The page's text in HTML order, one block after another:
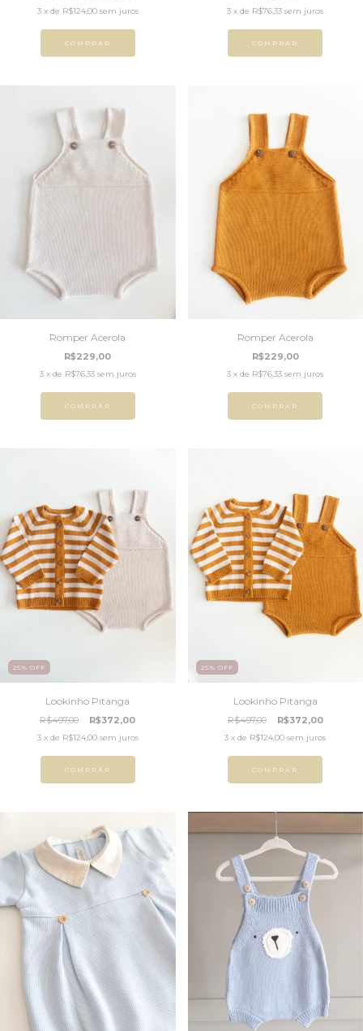
3 x de R$124,00 sem juros
COMPRAR
3 x de R$76,33 sem juros
COMPRAR
Romper Acerola
R$229,00
3 x de R$76,33 sem juros
COMPRAR
Romper Acerola
R$229,00
3 x de R$76,33 sem juros
COMPRAR
25% OFF
Lookinho Pitanga
R$497,00 R$372,00
3 x de R$124,00 sem juros
COMPRAR
25% OFF
Lookinho Pitanga
R$497,00 R$372,00
3 x de R$124,00 sem juros
COMPRAR